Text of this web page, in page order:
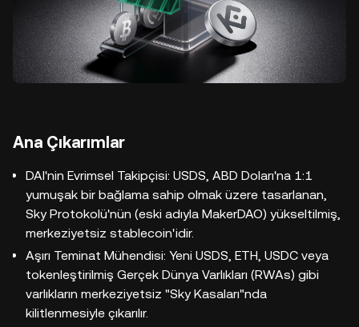
Ana Çıkarımlar
DAI'nin Evrimsel Takipçisi: USDS, ABD Doları'na 1:1
yumuşak bir bağlama sahip olmak üzere tasarlanan,
Sky Protokolü'nün (eski adıyla MakerDAO) yükseltilmiş,
merkeziyetsiz stablecoin'idir.
Aşırı Teminat Mühendisi: Yeni USDS, ETH, USDC veya
tokenleştirilmiş Gerçek Dünya Varlıkları (RWAs) gibi
varlıkların merkeziyetsiz "Sky Kasaları"nda
kilitlenmesiyle çıkarılır.